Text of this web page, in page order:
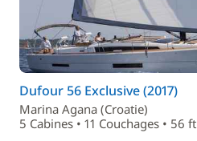
Dufour 56 Exclusive (2017)
Marina Agana (Croatie)
5 Cabines • 11 Couchages • 56 ft